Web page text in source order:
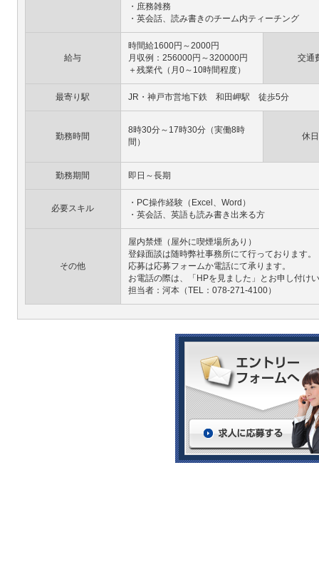
・庶務雑務
・英会話、読み書きのチーム内ティーチング
給与
時間給1600円～2000円
月収例：256000円～320000円
＋残業代（月0～10時間程度）
交通
最寄り駅 JR・神戸市営地下鉄 和田岬駅 徒歩5分
勤務時間
8時30分～17時30分（実働8時
間）
休日
勤務期間 即日～長期
必要スキル
・PC操作経験（Excel、Word）
・英会話、英語も読み書き出来る方
その他
屋内禁煙（屋外に喫煙場所あり）
登録面談は随時弊社事務所にて行っております。
応募は応募フォームか電話にて承ります。
お電話の際は、「HPを見ました」とお申し付け
担当者：河本（TEL：078-271-4100）